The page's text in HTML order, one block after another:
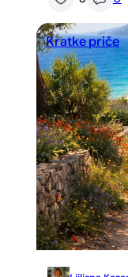
Kratke priče